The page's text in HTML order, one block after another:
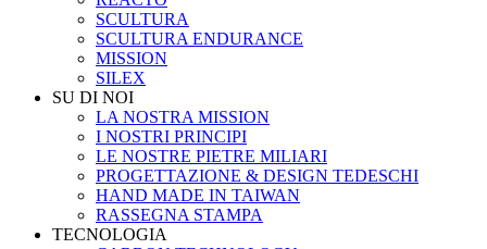
SCULTURA
SCULTURA ENDURANCE
MISSION
SILEX
SU DI NOI
LA NOSTRA MISSION
I NOSTRI PRINCIPI
LE NOSTRE PIETRE MILIARI
PROGETTAZIONE & DESIGN TEDESCHI
HAND MADE IN TAIWAN
RASSEGNA STAMPA
TECNOLOGIA